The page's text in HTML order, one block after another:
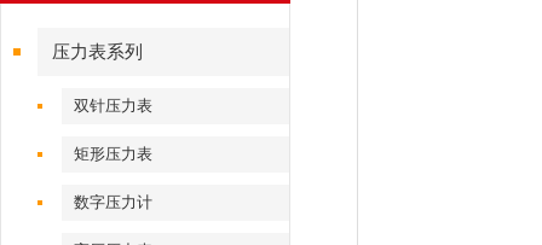
压力表系列
双针压力表
矩形压力表
数字压力计